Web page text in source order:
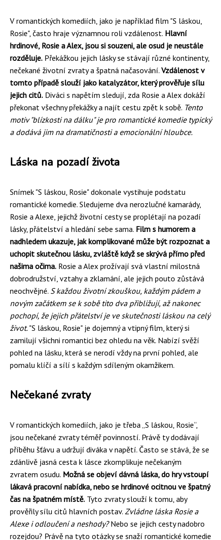
V romantických komediích, jako je například film "S láskou,
Rosie", často hraje významnou roli vzdálenost. Hlavní
hrdinové, Rosie a Alex, jsou si souzeni, ale osud je neustále
rozděluje. Překážkou jejich lásky se stávají různé kontinenty,
nečekané životní zvraty a špatná načasování. Vzdálenost v
tomto případě slouží jako katalyzátor, který prověřuje sílu
jejich citů. Diváci s napětím sledují, zda Rosie a Alex dokáží
překonat všechny překážky a najít cestu zpět k sobě. Tento
motiv "blízkosti na dálku" je pro romantické komedie typický
a dodává jim na dramatičnosti a emocionální hloubce.
Láska na pozadí života
Snímek "S láskou, Rosie" dokonale vystihuje podstatu
romantické komedie. Sledujeme dva nerozlučné kamarády,
Rosie a Alexe, jejichž životní cesty se proplétají na pozadí
lásky, přátelství a hledání sebe sama. Film s humorem a
nadhledem ukazuje, jak komplikované může být rozpoznat a
uchopit skutečnou lásku, zvláště když se skrývá přímo před
našima očima. Rosie a Alex prožívají svá vlastní milostná
dobrodružství, vztahy a zklamání, ale jejich pouto zůstává
neochvějné. S každou životní zkouškou, každým pádem a
novým začátkem se k sobě tito dva přibližují, až nakonec
pochopí, že jejich přátelství je ve skutečnosti láskou na celý
život. "S láskou, Rosie" je dojemný a vtipný film, který si
zamilují všichni romantici bez ohledu na věk. Nabízí svěží
pohled na lásku, která se nerodí vždy na první pohled, ale
pomalu klíčí a sílí s každým sdíleným okamžikem.
Nečekané zvraty
V romantických komediích, jako je třeba „S láskou, Rosie“,
jsou nečekané zvraty téměř povinností. Právě ty dodávají
příběhu šťávu a udržují diváka v napětí. Často se stává, že se
zdánlivě jasná cesta k lásce zkomplikuje nečekaným
zvratem osudu. Možná se objeví dávná láska, do hry vstoupí
lákavá pracovní nabídka, nebo se hrdinové ocitnou ve špatný
čas na špatném místě. Tyto zvraty slouží k tomu, aby
prověřily sílu citů hlavních postav. Zvládne láska Rosie a
Alexe i odloučení a neshody?Nebo se jejich cesty nadobro
rozejdou? Právě na tyto otázky se snaží romantické komedie